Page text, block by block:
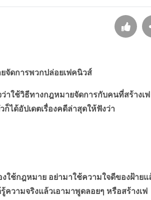
จัดการพวกปล่อยเฟคนิวส์
าใช้วิธีทางกฎหมายจัดการกับคนที่สร้างเฟ
ได้อัปเดตเรื่องคดีล่าสุดให้ฟังว่า
ช้กฎหมาย อย่ามาใช้ความใจดีของฝ้ายแ
ความจริงแล้วเอามาพูดลอยๆ หรือสร้างเฟ